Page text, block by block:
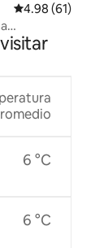
Calificación
4.98 (61)
6 °C
6 °C